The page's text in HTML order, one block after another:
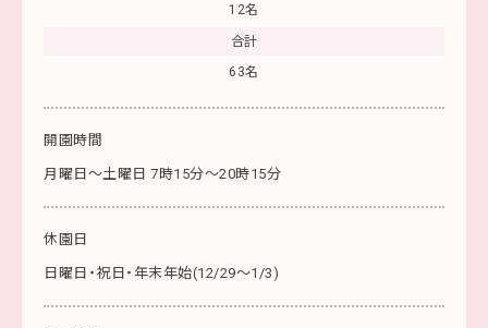
12名
合計
63名
開園時間
月曜日～土曜日 7時15分～20時15分
休園日
日曜日・祝日・年末年始(12/29〜1/3)